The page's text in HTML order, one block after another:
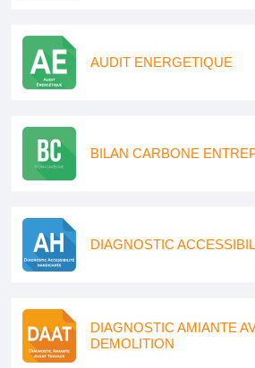
AUDIT ENERGETIQUE
BILAN CARBONE
DIAGNOSTIC
DIAGNOSTIC AMIANTE
DEMOLITION